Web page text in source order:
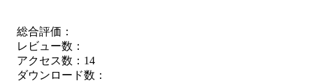
総合評価：
レビュー数：
アクセス数：14
ダウンロード数：